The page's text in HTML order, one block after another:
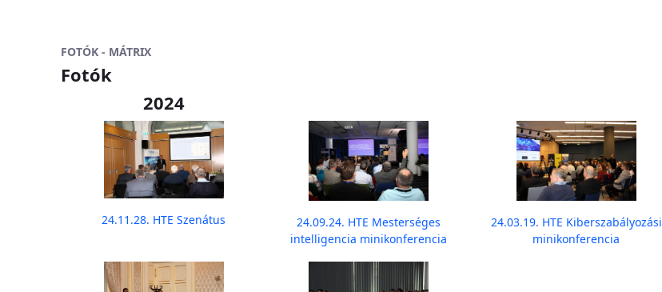
FOTÓK - MÁTRIX
Fotók
2024
24.11.28. HTE Szenátus
24.09.24. HTE Mesterséges
intelligencia minikonferencia
24.03.19. HTE Kiberszabályozási
minikonferencia